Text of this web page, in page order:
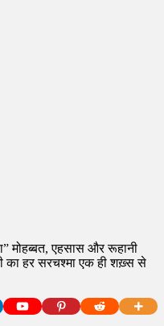
मोहब्बत, एहसास और रूहानी
का हर सरचश्मा एक ही शख़्स से